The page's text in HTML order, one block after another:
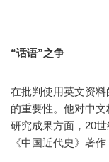
“话语”之争
在批判使用英文资
的重要性。他对中
研究成果方面，20
《中国近代史》著